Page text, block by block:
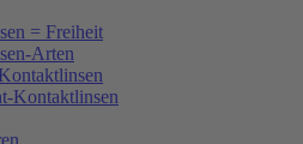
= Freiheit
Arten
Kontaktlinsen